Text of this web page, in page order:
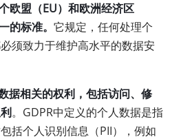
欧盟（EU）和欧洲经济区
的标准。 它规定，任何处理个
须致力于维护高水平的数据安
据相关的权利，包括访问、修
。GDPR中定义的个人数据是指
括个人识别信息（PII），例如